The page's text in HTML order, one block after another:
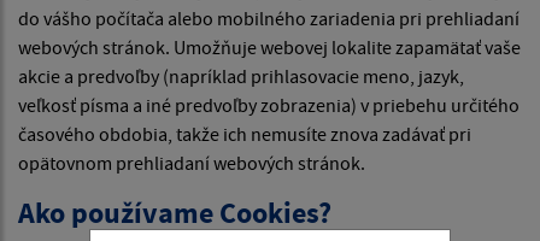
do vášho počítača alebo mobilného zariadenia pri prehliadaní
webových stránok. Umožňuje webovej lokalite zapamätať vaše
akcie a predvoľby (napríklad prihlasovacie meno, jazyk,
veľkosť písma a iné predvoľby zobrazenia) v priebehu určitého
časového obdobia, takže ich nemusíte znova zadávať pri
opätovnom prehliadaní webových stránok.
Ako používame Cookies?